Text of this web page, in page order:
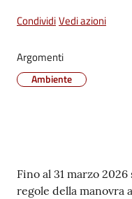
Tutti
gli
argomenti...
CondividiVedi azioni
Argomenti
Ambiente
Contenuto
Fino al 31 marzo
regole della manovra